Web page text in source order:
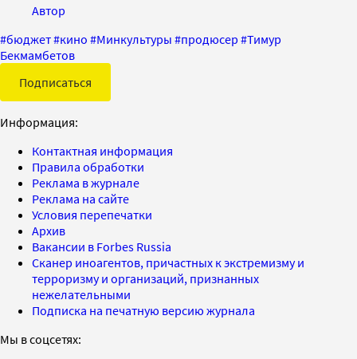
Автор
#бюджет#кино #Минкультуры #продюсер #Тимур
Бекмамбетов
Подписаться
Информация:
Контактная информация
Правила обработки
Реклама в журнале
Реклама на сайте
Условия перепечатки
Архив
Вакансии в Forbes Russia
Сканер иноагентов, причастных к экстремизму и
терроризму и организаций, признанных
нежелательными
Подписка на печатную версию журнала
Мы в соцсетях: